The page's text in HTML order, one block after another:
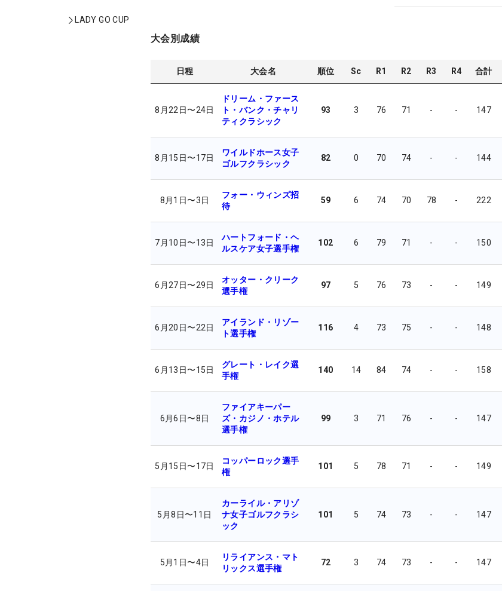
LADY GO CUP
大会別成績
日程 大会名 順位 Sc R1 R2 R3 R4 合計
8月22日〜24日
ドリーム・ファース
ト・バンク・チャリ
ティクラシック
93 3 76 71 - - 147
8月15日〜17日
ワイルドホース女子
ゴルフクラシック
82 0 70 74 - - 144
8月1日〜3日
フォー・ウィンズ招
待
59 6 74 70 78 - 222
7月10日〜13日
ハートフォード・ヘ
ルスケア女子選手権
102 6 79 71 - - 150
6月27日〜29日
オッター・クリーク
選手権
97 5 76 73 - - 149
6月20日〜22日
アイランド・リゾー
ト選手権
116 4 73 75 - - 148
6月13日〜15日
グレート・レイク選
手権
140 14 84 74 - - 158
6月6日〜8日
ファイアキーパー
ズ・カジノ・ホテル
選手権
99 3 71 76 - - 147
5月15日〜17日
コッパーロック選手
権
101 5 78 71 - - 149
5月8日〜11日
カーライル・アリゾ
ナ女子ゴルフクラシ
ック
101 5 74 73 - - 147
5月1日〜4日
リライアンス・マト
リックス選手権
72 3 74 73 - - 147